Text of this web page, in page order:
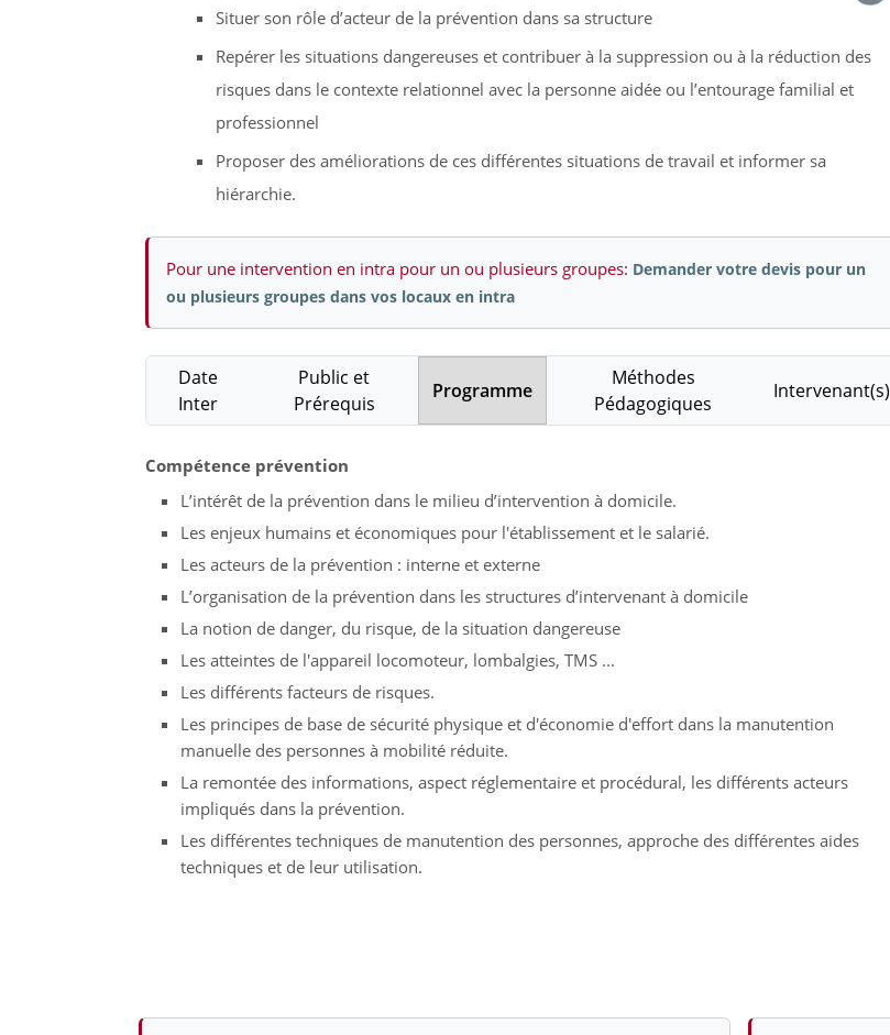
Situer son rôle d’acteur de la prévention dans sa structure
Repérer les situations dangereuses et contribuer à la suppression ou à la réduction des
risques dans le contexte relationnel avec la personne aidée ou l’entourage familial et
professionnel
Proposer des améliorations de ces différentes situations de travail et informer sa
hiérarchie.
Pour une intervention en intra pour un ou plusieurs groupes: Demander votre devis pour un
ou plusieurs groupes dans vos locaux en intra
Date
Inter
Public et
Prérequis
Programme
Méthodes
Pédagogiques
Intervenant(s)
Compétence prévention
L’intérêt de la prévention dans le milieu d’intervention à domicile.
Les enjeux humains et économiques pour l'établissement et le salarié.
Les acteurs de la prévention : interne et externe
L’organisation de la prévention dans les structures d’intervenant à domicile
La notion de danger, du risque, de la situation dangereuse
Les atteintes de l'appareil locomoteur, lombalgies, TMS ...
Les différents facteurs de risques.
Les principes de base de sécurité physique et d'économie d'effort dans la manutention
manuelle des personnes à mobilité réduite.
La remontée des informations, aspect réglementaire et procédural, les différents acteurs
impliqués dans la prévention.
Les différentes techniques de manutention des personnes, approche des différentes aides
techniques et de leur utilisation.